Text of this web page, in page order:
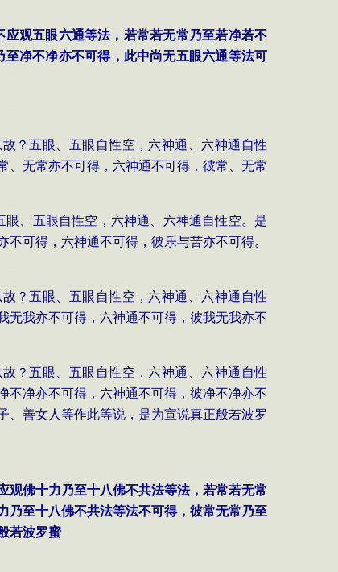
观五眼六通等法，若常若无常乃至若净若不
净不净亦不可得，此中尚无五眼六通等法可
？五眼、五眼自性空，六神通、六神通自性
、无常亦不可得，六神通不可得，彼常、无常
、五眼自性空，六神通、六神通自性空。是
可得，六神通不可得，彼乐与苦亦不可得。
？五眼、五眼自性空，六神通、六神通自性
无我亦不可得，六神通不可得，彼我无我亦不
？五眼、五眼自性空，六神通、六神通自性
不净亦不可得，六神通不可得，彼净不净亦不
、善女人等作此等说，是为宣说真正般若波罗
观佛十力乃至十八佛不共法等法，若常若无常
乃至十八佛不共法等法不可得，彼常无常乃至
若波罗蜜